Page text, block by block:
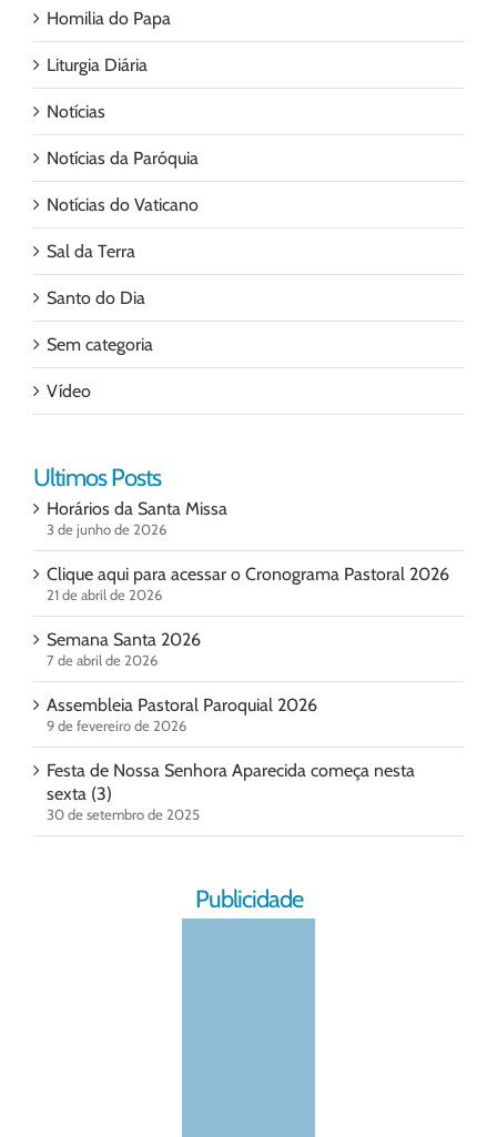
Homilia do Papa
Liturgia Diária
Notícias
Notícias da Paróquia
Notícias do Vaticano
Sal da Terra
Santo do Dia
Sem categoria
Vídeo
Ultimos Posts
Horários da Santa Missa
3 de junho de 2026
Clique aqui para acessar o Cronograma Pastoral 2026
21 de abril de 2026
Semana Santa 2026
7 de abril de 2026
Assembleia Pastoral Paroquial 2026
9 de fevereiro de 2026
Festa de Nossa Senhora Aparecida começa nesta
sexta (3)
30 de setembro de 2025
Publicidade